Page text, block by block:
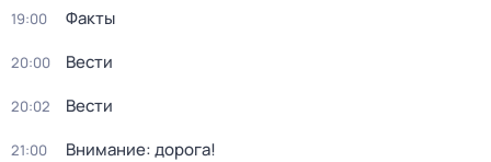
19:00 Факты
20:00 Вести
20:02 Вести
21:00 Внимание: дорога!